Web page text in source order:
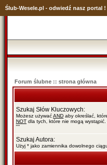
Ślub-Wesele.pl - odwiedź nasz portal !
Forum ślubne :: strona główna
Szukaj Słów Kluczowych:
Możesz używaćAND aby określać,
NOT dla tych, które nie mogą
""
Szukaj Autora:
Użyj * jako zamiennika dowolnego